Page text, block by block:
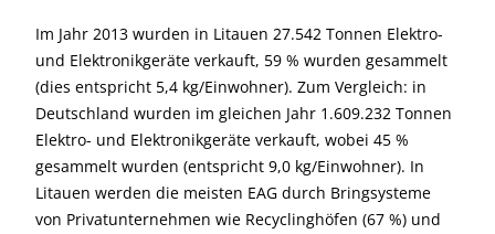
Im Jahr 2013 wurden in Litauen 27.542 Tonnen Elektro-
und Elektronikgeräte verkauft, 59 % wurden gesammelt
(dies entspricht 5,4 kg/Einwohner). Zum Vergleich: in
Deutschland wurden im gleichen Jahr 1.609.232 Tonnen
Elektro- und Elektronikgeräte verkauft, wobei 45 %
gesammelt wurden (entspricht 9,0 kg/Einwohner). In
Litauen werden die meisten EAG durch Bringsysteme
von Privatunternehmen wie Recyclinghöfen (67 %) und